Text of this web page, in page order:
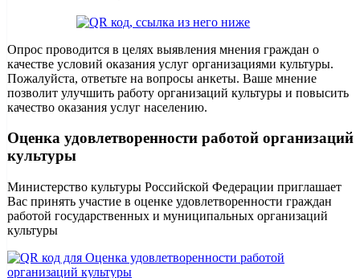
Опрос проводится в целях выявления мнения граждан о
качестве условий оказания услуг организациями культуры.
Пожалуйста, ответьте на вопросы анкеты. Ваше мнение
позволит улучшить работу организаций культуры и повысить
качество оказания услуг населению.
Оценка удовлетворенности работой организаций
культуры
Министерство культуры Российской Федерации приглашает
Вас принять участие в оценке удовлетворенности граждан
работой государственных и муниципальных организаций
культуры